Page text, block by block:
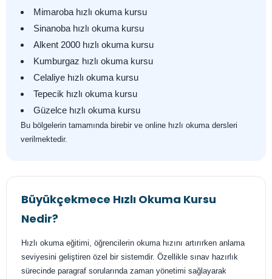
Mimaroba hızlı okuma kursu
Sinanoba hızlı okuma kursu
Alkent 2000 hızlı okuma kursu
Kumburgaz hızlı okuma kursu
Celaliye hızlı okuma kursu
Tepecik hızlı okuma kursu
Güzelce hızlı okuma kursu
Bu bölgelerin tamamında birebir ve online hızlı okuma dersleri
verilmektedir.
Büyükçekmece Hızlı Okuma Kursu
Nedir?
Hızlı okuma eğitimi, öğrencilerin okuma hızını artırırken anlama
seviyesini geliştiren özel bir sistemdir. Özellikle sınav hazırlık
sürecinde paragraf sorularında zaman yönetimi sağlayarak